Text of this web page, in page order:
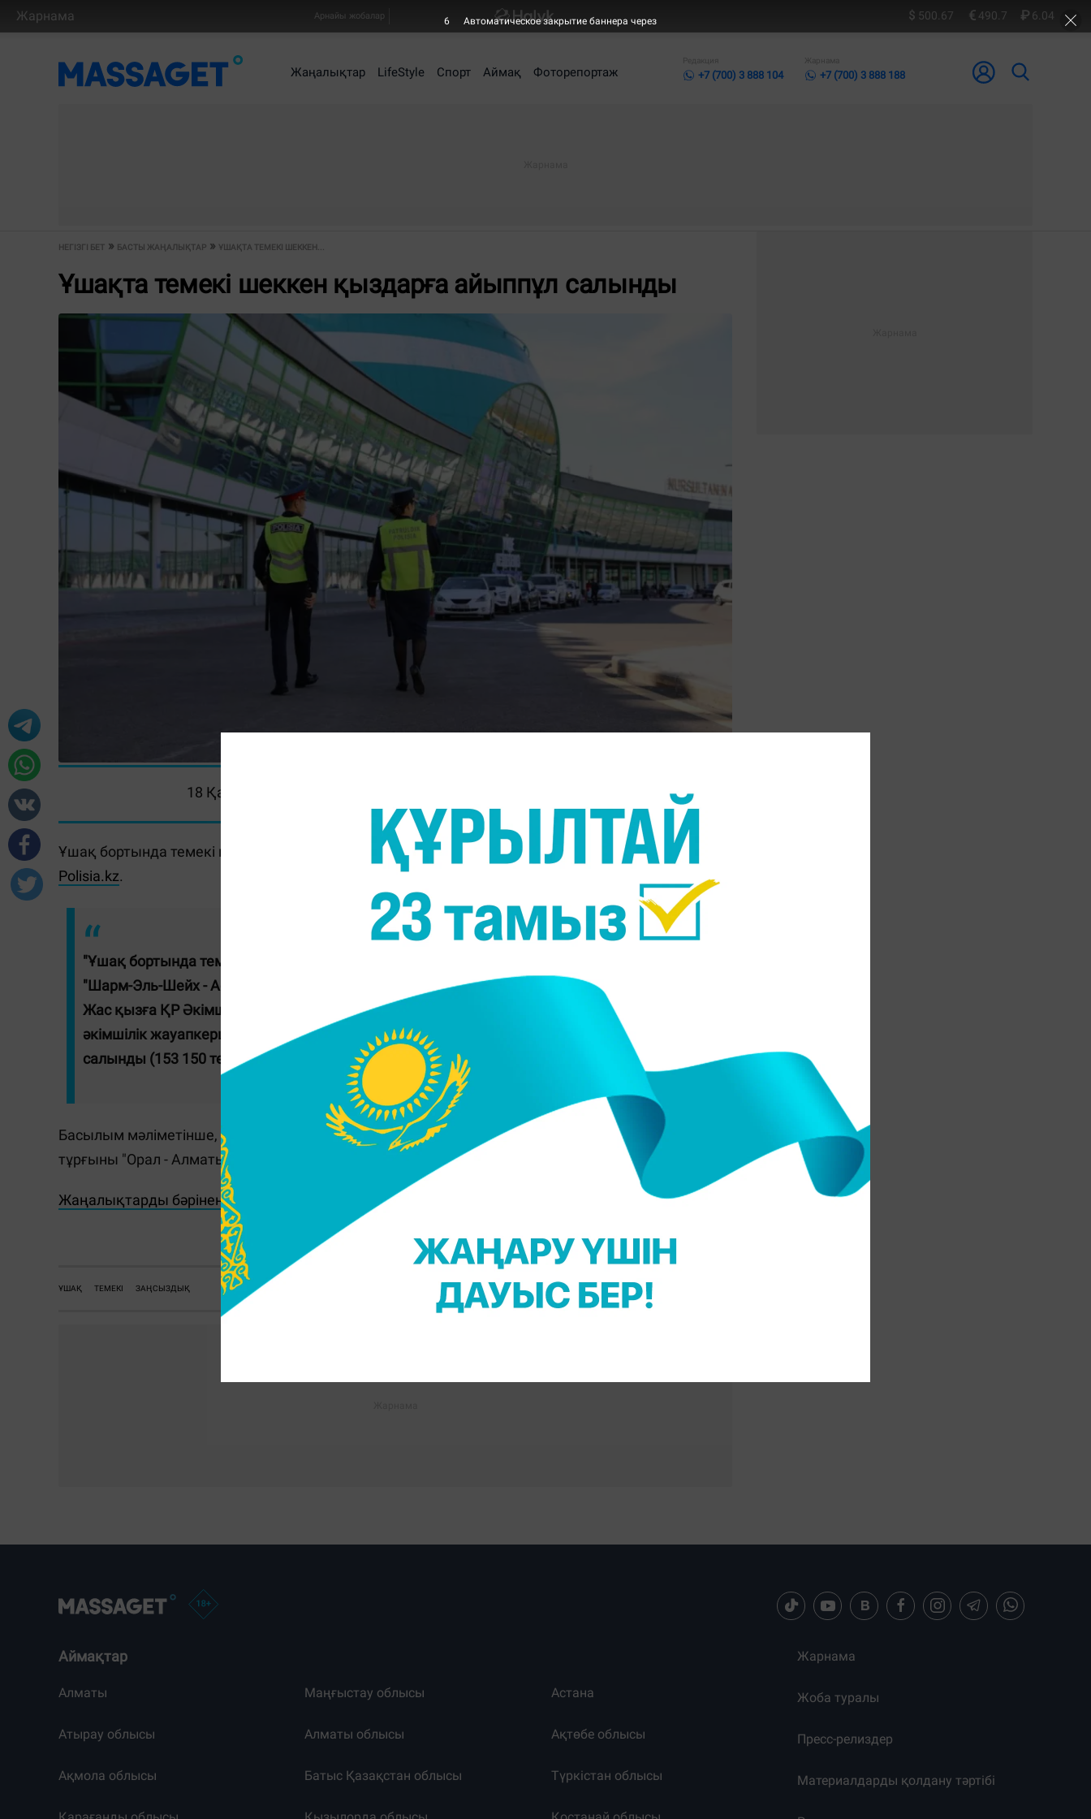
Жарнама Арнайы жобалар 500.67 490.7 6.04
Жаңалықтар LifeStyle Спорт Аймақ Фоторепортаж
Редакция
+7 (700) 3 888 104
Жарнама
+7 (700) 3 888 188
НЕГІЗГІ БЕТ БАСТЫ ЖАҢАЛЫҚТАР ҰШАҚТА ТЕМЕКІ ШЕККЕН...
Ұшақта темекі шеккен қыздарға айыппұл салынды
18 Қазан 2022, 08:00
Ұшақ бортында темекі шеккен екі қызға айыппұл салынып, рейстен түсірілді, - деп хабарлайды
Polisia.kz.
"Ұшақ бортында темекі шеккені үшін Астана қаласының 20 жастағы тұрғыны акт бойынша
"Шарм-Эль-Шейх - Астана" бағытындағы әуе рейсінен түсіріліп, көлік полицейлеріне берілді.
Жас қызға ҚР Әкімшілік құқық бұзушылық туралы кодекстің 441-бабы 1-2-бөлігі бойынша
әкімшілік жауапкершілікке тартылып, 50 айлық есептік көрсеткіш көлемінде айыппұл
салынды (153 150 теңге)", - делінген хабарламада.
Басылым мәліметінше, дәл осындай құқық бұзушылық жасағаны үшін Орал қаласының
тұрғыны "Орал - Алматы" бағытындағы әуе рейсінен түсірілген.
Жаңалықтарды бәрінен бұрын біліп отырғыңыз келсе, Telegram-арнамызға жазылыңыз!
Г. Досымшалова
ҰШАҚ ТЕМЕКІ ЗАҢСЫЗДЫҚ
Аймақтар
Алматы Маңғыстау облысы Астана
Атырау облысы Алматы облысы Ақтөбе облысы
Ақмола облысы Батыс Қазақстан облысы Түркістан облысы
Жарнама
Жоба туралы
Пресс-релиздер
Материалдарды қолдану тәртібі
6 Автоматическое закрытие баннера через